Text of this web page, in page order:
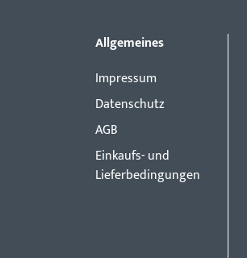
Allgemeines
Impressum
Datenschutz
AGB
Einkaufs- und
Lieferbedingungen